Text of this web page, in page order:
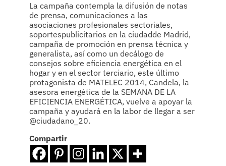
La campaña contempla la difusión de notas
de prensa, comunicaciones a las
asociaciones profesionales sectoriales,
soportespublicitarios en la ciudadde Madrid,
campaña de promoción en prensa técnica y
generalista, así como un decálogo de
consejos sobre eficiencia energética en el
hogar y en el sector terciario, este último
protagonista de MATELEC 2014, Candela, la
asesora energética de la SEMANA DE LA
EFICIENCIA ENERGÉTICA, vuelve a apoyar la
campaña y ayudará en la labor de llegar a ser
@ciudadano_20.
Compartir